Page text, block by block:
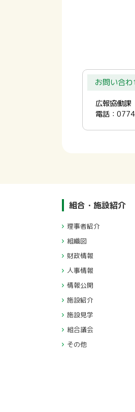
お問い合わ
広報協働課
電話：
組合・施設紹介
理事者紹介
組織図
財政情報
人事情報
情報公開
施設紹介
施設見学
組合議会
その他